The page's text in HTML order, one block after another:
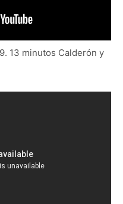
13 minutos Calderón y